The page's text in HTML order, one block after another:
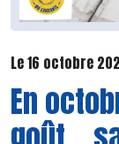
Le 16 octobre
En